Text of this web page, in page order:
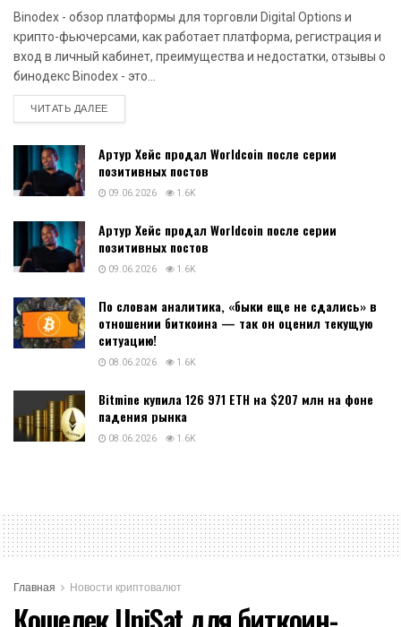
Binodex - обзор платформы для торговли Digital Options и
крипто-фьючерсами, как работает платформа, регистрация и
вход в личный кабинет, преимущества и недостатки, отзывы о
бинодекс Binodex - это...
ЧИТАТЬ ДАЛЕЕDETAILS
Артур Хейс продал Worldcoin после серии
позитивных постов
09.06.2026 1.6K
Артур Хейс продал Worldcoin после серии
позитивных постов
09.06.2026 1.6K
По словам аналитика, «быки еще не сдались» в
отношении биткоина — так он оценил текущую
ситуацию!
08.06.2026 1.6K
Bitmine купила 126 971 ETH на $207 млн на фоне
падения рынка
08.06.2026 1.6K
Главная Новости криптовалют